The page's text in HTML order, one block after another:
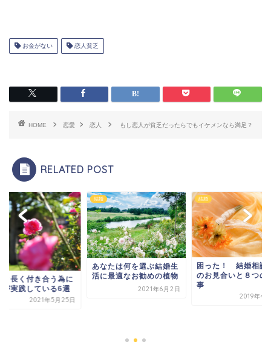
お金がない 恋人貧乏
HOME 恋愛 恋人 もし恋人が貧乏だったらでもイケメンなら満足？
RELATED POST
と長く付き合う為に
が実践している6選
2021年5月25日
結婚
あなたは何を選ぶ結婚生
活に最適なお勧めの植物
2021年6月2日
結婚
困った！ 結婚相談
のお見合いと８つの
事
2019年4